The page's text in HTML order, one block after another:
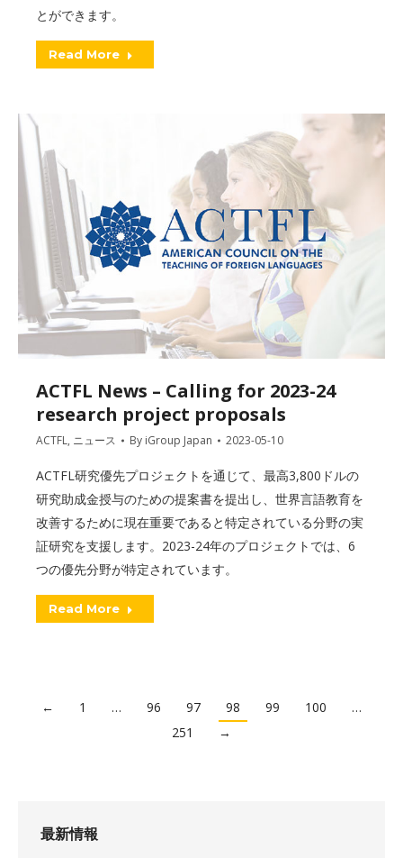
とができます。
Read More
ACTFL News – Calling for 2023-24
research project proposals
ACTFL, ニュース By iGroup Japan 2023-05-10
ACTFL研究優先プロジェクトを通じて、最高3,800ドルの
研究助成金授与のための提案書を提出し、世界言語教育を
改善するために現在重要であると特定されている分野の実
証研究を支援します。2023-24年のプロジェクトでは、6
つの優先分野が特定されています。
Read More
← 1 … 96 97 98 99 100
…
251
→
最新情報